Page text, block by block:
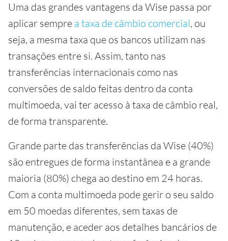
Uma das grandes vantagens da Wise passa por
aplicar sempre a taxa de câmbio comercial, ou
seja, a mesma taxa que os bancos utilizam nas
transações entre si. Assim, tanto nas
transferências internacionais como nas
conversões de saldo feitas dentro da conta
multimoeda, vai ter acesso à taxa de câmbio real,
de forma transparente.
Grande parte das transferências da Wise (40%)
são entregues de forma instantânea e a grande
maioria (80%) chega ao destino em 24 horas.
Com a conta multimoeda pode gerir o seu saldo
em 50 moedas diferentes, sem taxas de
manutenção, e aceder aos detalhes bancários de